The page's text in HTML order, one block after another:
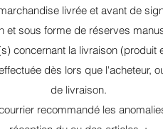
livrée et avant de
et sous forme de réserves
concernant la livraison
dès lors que l'acheteur,
de livraison.
recommandé les